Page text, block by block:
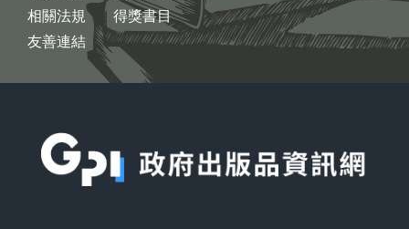
相關法規
友善連結
得獎書目